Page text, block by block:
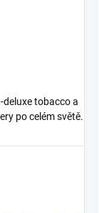
deluxe tobacco a
po celém světě.